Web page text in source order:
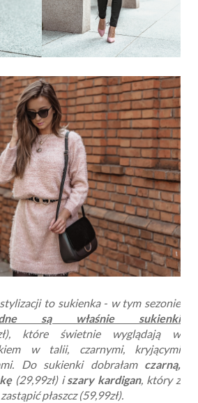
to sukienka - w tym sezonie
są właśnie sukienki
które świetnie wyglądają w
w talii, czarnymi, kryjącymi
Do sukienki dobrałam czarną,
(29,99zł) iszary kardigan, który z
płaszcz (59,99zł).